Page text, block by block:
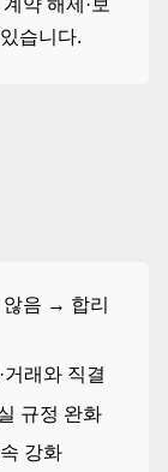
습니다.
않음 → 합리
래와 직결
규정 완화
강화